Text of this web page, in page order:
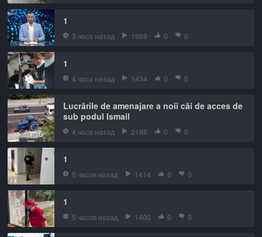
1
3 часа назад 1989 0 0
1
4 часа назад 1434 0 0
Lucrările de amenajare a noii căi de acces de
sub podul Ismail
4 часа назад 2186 0 0
1
5 часов назад 1414 0 0
1
5 часов назад 1400 0 0